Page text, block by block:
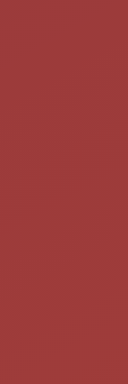
de connaître un
groupe
media :removable-
pour la
supra)